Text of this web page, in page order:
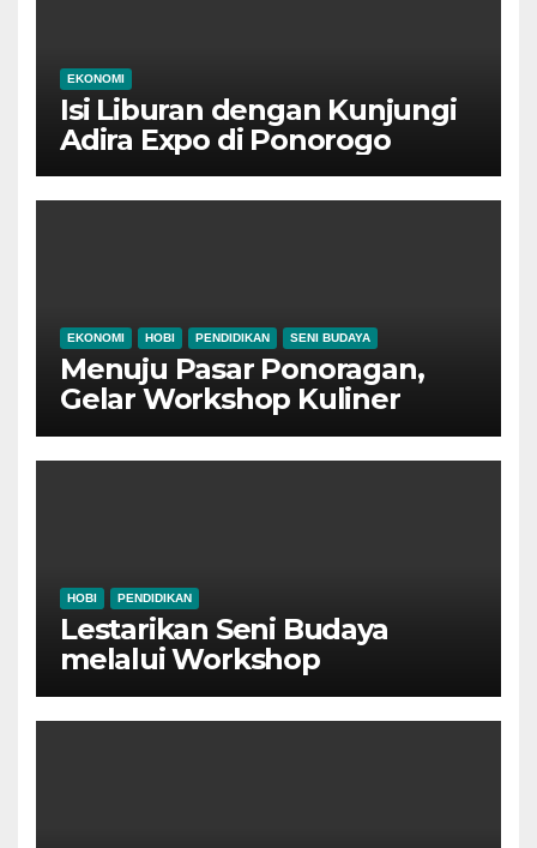
EKONOMI
Isi Liburan dengan Kunjungi
Adira Expo di Ponorogo
EKONOMI HOBI PENDIDIKAN SENI BUDAYA
Menuju Pasar Ponoragan,
Gelar Workshop Kuliner
Tradisional Ponorogo
HOBI PENDIDIKAN
Lestarikan Seni Budaya
melalui Workshop
Pertunjukan Tari Tradisional
Ponorogo